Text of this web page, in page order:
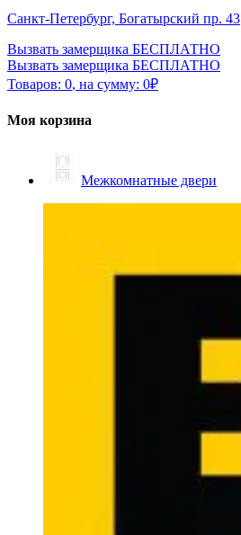
Санкт-Петербург, Богатырский пр. 43
Вызвать замерщика БЕСПЛАТНО
Вызвать замерщика БЕСПЛАТНО
Товаров: 0, на сумму: 0₽
Моя корзина
Межкомнатные двери